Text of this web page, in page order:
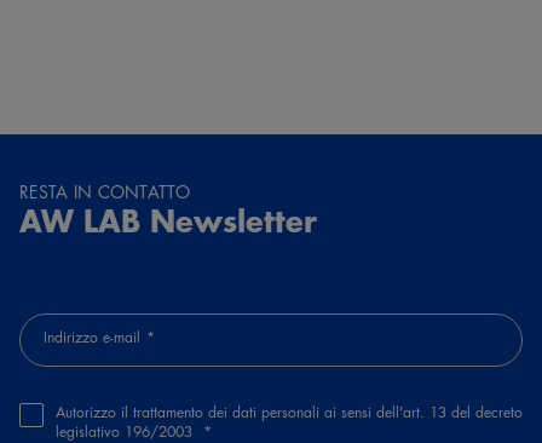
RESTA IN CONTATTO
AW LAB Newsletter
Indirizzo e-mail
Autorizzo il trattamento dei dati personali ai sensi dell'art. 13 del decreto
legislativo 196/2003